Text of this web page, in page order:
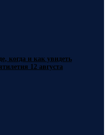
когда и как увидеть
12 августа